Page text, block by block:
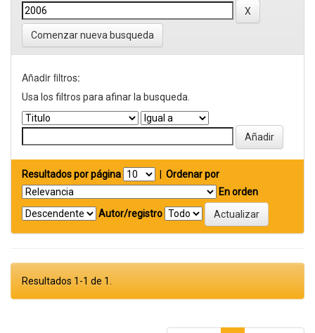
Comenzar nueva busqueda
Añadir filtros:
Usa los filtros para afinar la busqueda.
Resultados por página
Ordenar por
En orden
Autor/registro
Resultados 1-1 de 1.